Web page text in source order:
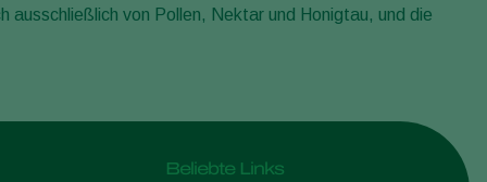
von Pollen, Nektar und Honigtau, und die
Beliebte Links